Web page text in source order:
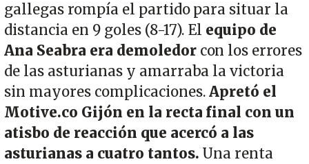
gallegas rompía el partido para situar la
distancia en 9 goles (8-17). El equipo de
Ana Seabra era demoledorcon los errores
de las asturianas y amarraba la victoria
sin mayores complicaciones.Apretó el
Motive.co Gijón en la recta final con un
atisbo de reacción que acercó a las
asturianas a cuatro tantos. Una renta